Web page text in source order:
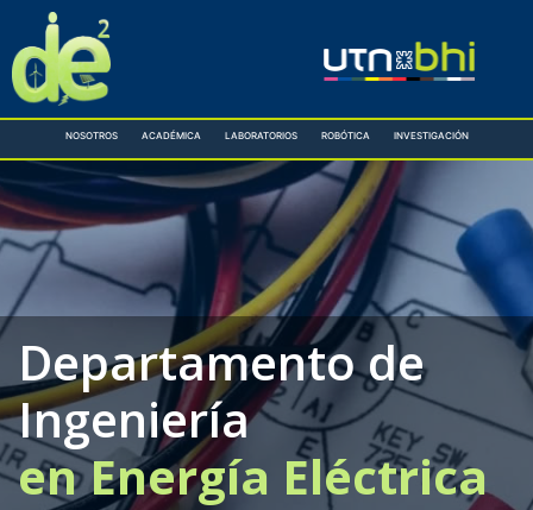
contenido
NOSOTROS ACADÉMICA LABORATORIOS ROBÓTICA INVESTIGACIÓN
Departamento de
Ingeniería
en Energía Eléctrica